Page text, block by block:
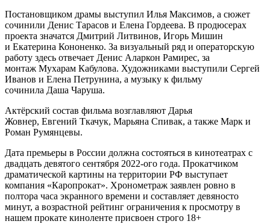
Постановщиком драмы выступил Илья Максимов, а сюжет
сочинили Денис Тарасов и Елена Гордеева. В продюсерах
проекта значатся Дмитрий Литвинов, Игорь Мишин
и Екатерина Кононенко. За визуальный ряд и операторскую
работу здесь отвечает Денис Аларкон Рамирес, за
монтаж Мухарам Кабулова. Художниками выступили Сергей
Иванов и Елена Петрунина, а музыку к фильму
сочинила Даша Чаруша.
Актёрский состав фильма возглавляют Дарья
Жовнер, Евгений Ткачук, Марьяна Спивак, а также Марк и
Роман Румянцевы.
Дата премьеры в России должна состояться в кинотеатрах с
двадцать девятого сентября 2022-ого года. Прокатчиком
драматической картины на территории РФ выступает
компания «Каропрокат». Хронометраж заявлен ровно в
полтора часа экранного времени и составляет девяносто
минут, а возрастной рейтинг ограничения к просмотру в
нашем прокате киноленте присвоен строго 18+